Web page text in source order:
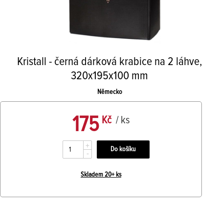
Kristall - černá dárková krabice na 2 láhve,
320x195x100 mm
Německo
175 Kč / ks
+
-
Skladem 20+ ks